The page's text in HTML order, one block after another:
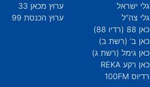
גלי ישראל
גלי צה”ל
כאן 88 (רדיו 88)
כאן ב’ (רשת ב)
כאן גימל (רשת ג)
כאן רקע REKA
רדיוס 100FM
ערוץ מכאן 33
ערוץ הכנסת 99